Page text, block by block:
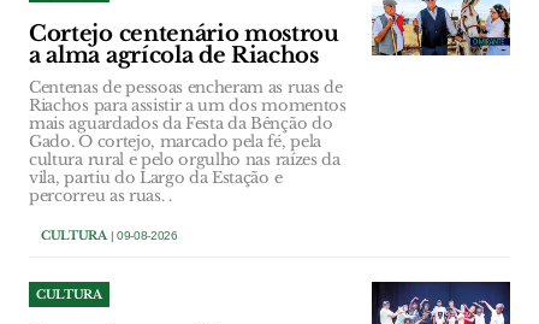
Cortejo centenário mostrou
a alma agrícola de Riachos
Centenas de pessoas encheram as ruas de
Riachos para assistir a um dos momentos
mais aguardados da Festa da Bênção do
Gado. O cortejo, marcado pela fé, pela
cultura rural e pelo orgulho nas raízes da
vila, partiu do Largo da Estação e
percorreu as ruas. .
CULTURA| 09-08-2026
CULTURA